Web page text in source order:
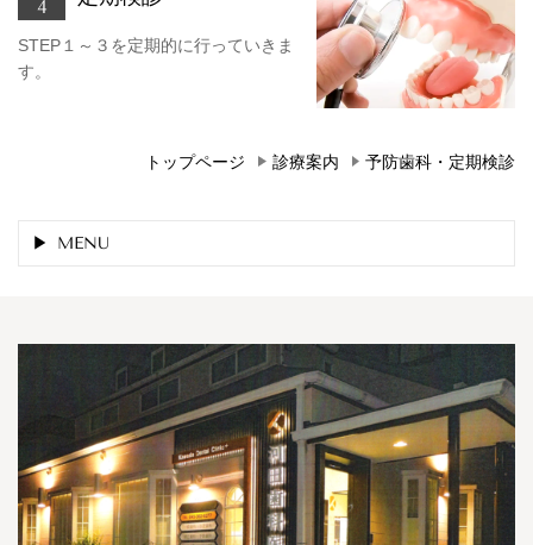
STEP１～３を定期的に行っていきま
す。
トップページ 診療案内 予防歯科・定期検診
MENU